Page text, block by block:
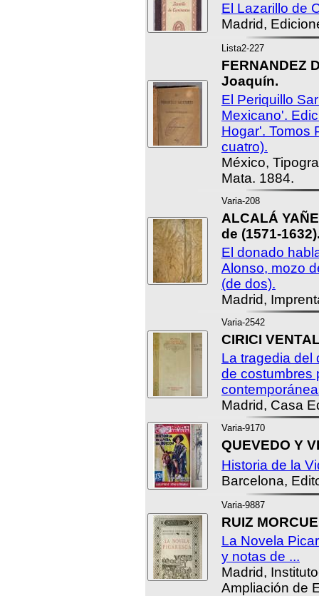
El Lazarillo de
Madrid,
Lista2-227
FERNANDEZ
Joaquín.
El Periquillo
Mexicano'.
Hogar'. Tomos
cuatro).
México,
Mata. 1884.
Varia-208
ALCALÁ
de (1571-
El donado
Alonso, mozo
(de dos).
Madrid,
Varia-2542
CIRICI
La tragedia del
de costumbres
Madrid, Casa
Varia-9170
QUEVEDO Y
Historia de la
Barcelona,
Varia-9887
RUIZ
La Novela
y notas de ...
Madrid,
Ampliación de